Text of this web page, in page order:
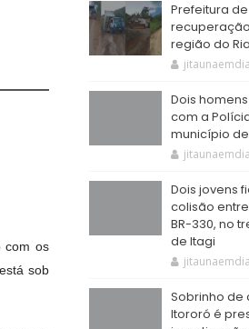
com os
sob
Prefeitura
região do
jitaunaemdia
Dois
com a
município
jitaunaemdia
Dois jovens
colisão
BR-330, no
de Itagi
jitaunaemdia
Sobrinho
Itororó é